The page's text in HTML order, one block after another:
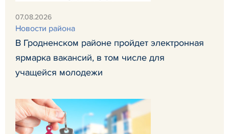
07.08.2026
Новости района
В Гродненском районе пройдет электронная
ярмарка вакансий, в том числе для
учащейся молодежи